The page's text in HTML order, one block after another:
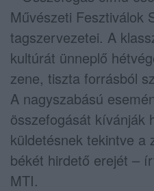
Művészeti Fesztiválok
tagszervezetei. A
kultúrát ünneplő
zene, tiszta forrásból
A nagyszabású
összefogását kívánják
küldetésnek tekintve a
békét hirdető erejét –
MTI.